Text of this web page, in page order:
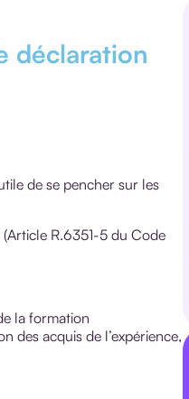
déclaration
de se pencher sur les
R.6351-5 du Code
la formation
des acquis de l’expérience,